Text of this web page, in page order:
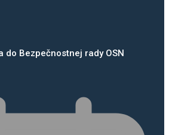
do Bezpečnostnej rady OSN